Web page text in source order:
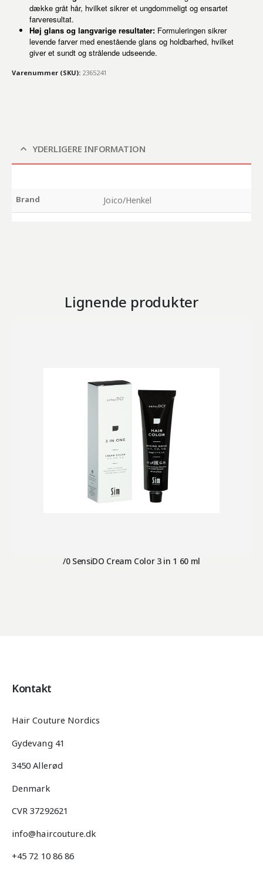
dække gråt hår, hvilket sikrer et ungdommeligt og ensartet
farveresultat.
Høj glans og langvarige resultater:Formuleringen sikrer
levende farver med enestående glans og holdbarhed, hvilket
giver et sundt og strålende udseende.
Varenummer (SKU): 2365241
YDERLIGERE INFORMATION
Brand Joico/Henkel
Lignende produkter
/0 SensiDO Cream Color 3 in 1 60 ml
Kontakt
Hair Couture Nordics
Gydevang 41
3450 Allerød
Denmark
CVR 37292621
info@haircouture.dk
+45 72 10 86 86